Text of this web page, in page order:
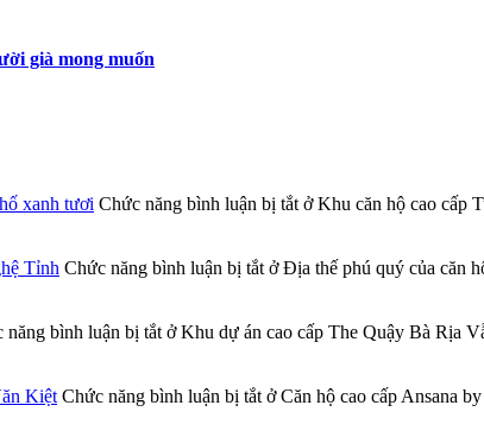
già mong muốn
xanh tươi Chức năng bình luận bị tắt ở Khu căn hộ cao cấp
Tỉnh Chức năng bình luận bị tắt ở Địa thế phú quý của căn
năng bình luận bị tắt ở Khu dự án cao cấp The Quậy Bà Rịa
Kiệt Chức năng bình luận bị tắt ở Căn hộ cao cấp Ansana